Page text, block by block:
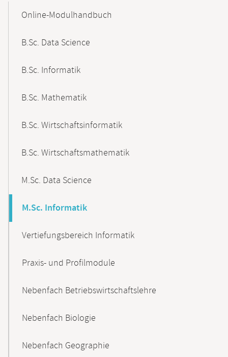
NavigationOnline-Modulhandbuch
B.Sc. Data Science
B.Sc. Informatik
B.Sc. Mathematik
B.Sc. Wirtschaftsinformatik
B.Sc. Wirtschaftsmathematik
M.Sc. Data Science
M.Sc. Informatik
Vertiefungsbereich Informatik
Praxis- und Profilmodule
Nebenfach Betriebswirtschaftslehre
Nebenfach Biologie
Nebenfach Geographie